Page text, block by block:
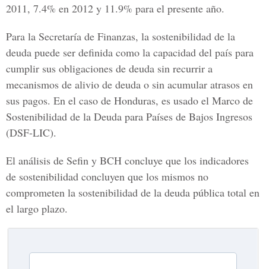
2011, 7.4% en 2012 y 11.9% para el presente año.
Para la Secretaría de Finanzas, la sostenibilidad de la
deuda puede ser definida como la capacidad del país para
cumplir sus obligaciones de deuda sin recurrir a
mecanismos de alivio de deuda o sin acumular atrasos en
sus pagos. En el caso de Honduras, es usado el Marco de
Sostenibilidad de la Deuda para Países de Bajos Ingresos
(DSF-LIC).
El análisis de Sefin y BCH concluye que los indicadores
de sostenibilidad concluyen que los mismos no
comprometen la sostenibilidad de la deuda pública total en
el largo plazo.